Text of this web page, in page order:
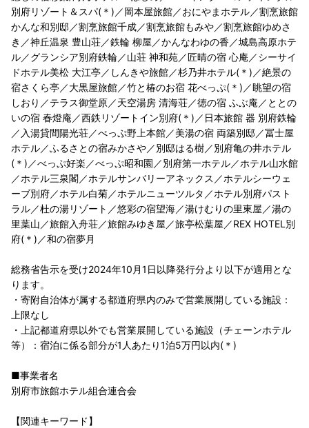
別府リゾート＆スパ(＊)／岡本屋旅館／おにやまホテル／割烹旅館
かんな和別邸／割烹旅館千成／割烹旅館もみや／割烹旅館ゆめさ
き／神丘温泉 豊山荘／鉄輪 柳屋／かんなわゆの香／城島高原ホテ
ル／グランシア別府鉄輪／山荘 神和苑／匠晴の宿 心庵／シーサイ
ドホテル美松 大江亭／しんきや旅館／杉乃井ホテル(＊)／絶景の
宿さくら亭／大黒屋旅館／竹と椿のお宿 花べっぷ(＊)／眺望の宿
しおり／テラス御堂原／天空湯房 清海荘／徳の宿 ふぶ庵／ととの
いの宿 春燈庵／西鉄リゾートイン別府(＊)／日本旅館 器 別府鉄輪
／入湯貸間陽光荘／べっぷ野上本館／美湯の宿 両築別邸／冨士屋
ホテル／ふるさとの宿みかさや／別邸はる樹／別府亀の井ホテル
(＊)／べっぷ好楽／べっぷ昭和園／別府第一ホテル／ホテル山水館
／ホテル三泉閣／ホテルサンバリーアネックス／ホテルシーウェ
ーブ別府／ホテル白菊／ホテルニューツルタ／ホテル別府パスト
ラル／杜の湯リゾート／悠彩の宿望海／湯けむりの里東屋／湯の
里葉山／旅館入舟荘／旅館みゆき屋／旅亭松葉屋／REX HOTEL別
府(＊)／和の宿夢月
総務省告示を受け2024年10月1日以降発行分より以下が適用とな
ります。
・寄附自治体が属する都道府県内のみで営業展開している施設：
上限なし
・上記都道府県以外でも営業展開している施設（チェーンホテル
等）：宿泊に係る部分が1人あたり1泊5万円以内(＊)
■事業者名
別府市旅館ホテル組合連合会
【関連キーワード】